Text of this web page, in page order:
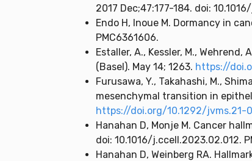
2017 Dec;47:177-184. doi:
Endo H, Inoue M. Dormancy in
PMC6361606.
Estaller, A., Kessler, M.,
(Basel). May 14; 1263. https://
Furusawa, Y., Takahashi, M.,
mesenchymal transition in
https://doi.org/10.1292/jvms.21-
Hanahan D, Monje M. Cancer
doi: 10.1016/j.ccell.2023.02.012.
Hanahan D, Weinberg RA.